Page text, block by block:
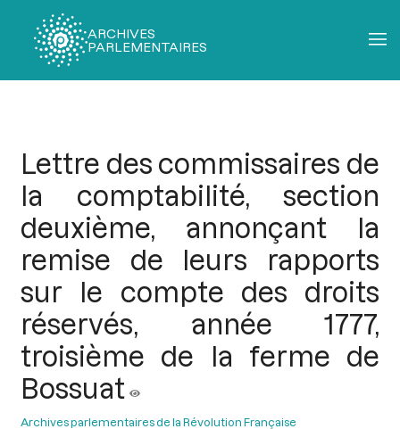
ARCHIVES
PARLEMENTAIRES
Lettre des commissaires de
la comptabilité, section
deuxième, annonçant la
remise de leurs rapports
sur le compte des droits
réservés, année 1777,
troisième de la ferme de
Bossuat
Archives parlementaires de la Révolution Française